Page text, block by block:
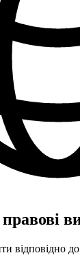
правові
відповідно